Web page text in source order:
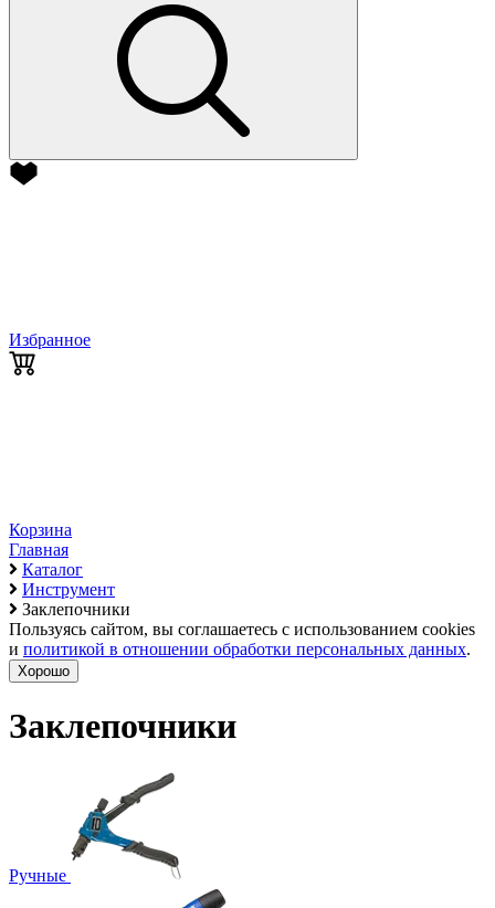
Избранное
Корзина
Главная
Каталог
Инструмент
Заклепочники
Пользуясь сайтом, вы соглашаетесь с использованием cookies
и политикой в отношении обработки персональных данных.
Хорошо
Заклепочники
Ручные